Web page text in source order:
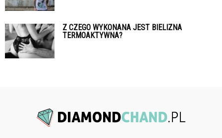
Z CZEGO WYKONANA JEST BIELIZNA
TERMOAKTYWNA?